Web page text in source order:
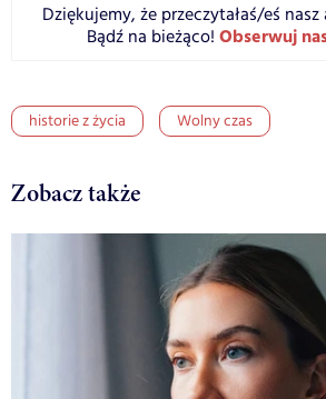
Dziękujemy, że przeczytałaś/eś
Bądź na bieżąco! Obserwuj
historie z życia Wolny czas
Zobacz także